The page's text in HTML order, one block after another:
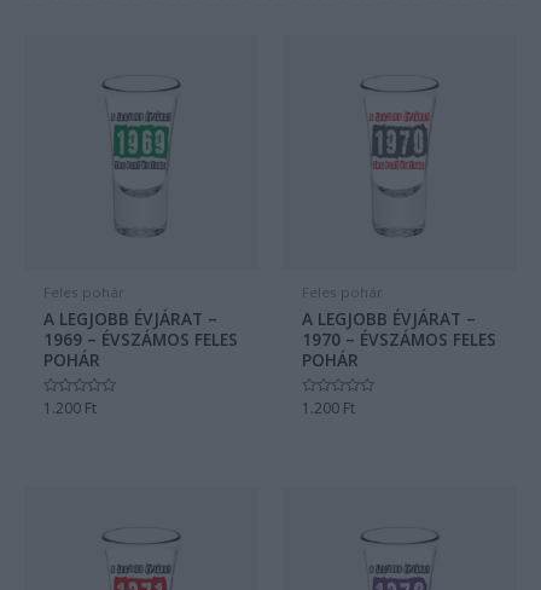
Feles pohár
A LEGJOBB ÉVJÁRAT –
1969 – ÉVSZÁMOS FELES
POHÁR
Értékelés:
1.200 Ft
Feles pohár
A LEGJOBB ÉVJÁRAT –
1970 – ÉVSZÁMOS FELES
POHÁR
Értékelés:
1.200 Ft